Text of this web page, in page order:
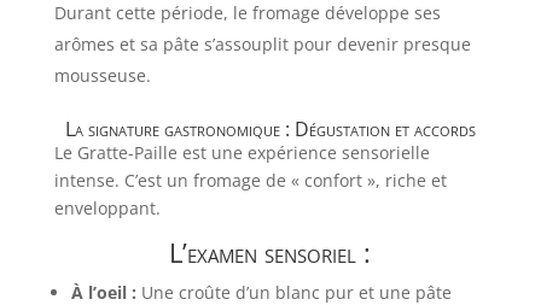
Durant cette période, le fromage développe ses
arômes et sa pâte s’assouplit pour devenir presque
mousseuse.
La signature gastronomique : Dégustation et accords
Le Gratte-Paille est une expérience sensorielle
intense. C’est un fromage de « confort », riche et
enveloppant.
L’examen sensoriel :
À l’oeil : Une croûte d’un blanc pur et une pâte